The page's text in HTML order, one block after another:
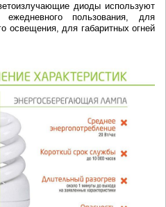
диоды используют
пользования, для
освещения, для габаритных огней